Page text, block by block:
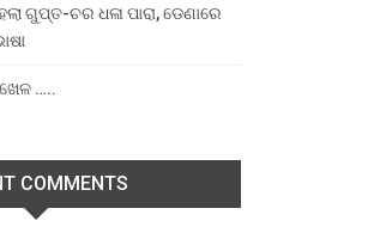
ଗୁପ୍ତ-ଚର ଧଳା ପାରା, ଡେଣାରେ
…..
COMMENTS